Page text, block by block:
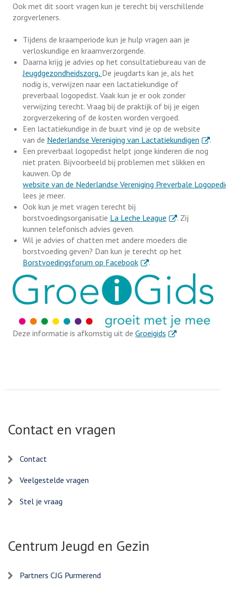
Ook met dit soort vragen kun je terecht bij verschillende
zorgverleners.
Tijdens de kraamperiode kun je hulp vragen aan je
verloskundige en kraamverzorgende.
Daarna krijg je advies op het consultatiebureau van de
Jeugdgezondheidszorg. De jeugdarts kan je, als het
nodig is, verwijzen naar een lactatiekundige of
preverbaal logopedist. Vaak kun je er ook zonder
verwijzing terecht. Vraag bij de praktijk of bij je eigen
zorgverzekering of de kosten worden vergoed.
Een lactatiekundige in de buurt vind je op de website
van de Nederlandse Vereniging van Lactatiekundigen .
.
Een preverbaal logopedist helpt jonge kinderen die nog
niet praten. Bijvoorbeeld bij problemen met slikken en
kauwen. Op de
website van de Nederlandse Vereniging Preverbale
lees je meer.
Ook kun je met vragen terecht bij
borstvoedingsorganisatie La Leche League . Externe link
. Zij
kunnen telefonisch advies geven.
Wil je advies of chatten met andere moeders die
borstvoeding geven? Dan kun je terecht op het
Borstvoedingsforum op Facebook. Externe link
.
Deze informatie is afkomstig uit de Groeigids . Externe link
Contact en vragen
Contact
Veelgestelde vragen
Stel je vraag
Centrum Jeugd en Gezin
Partners CJG Purmerend